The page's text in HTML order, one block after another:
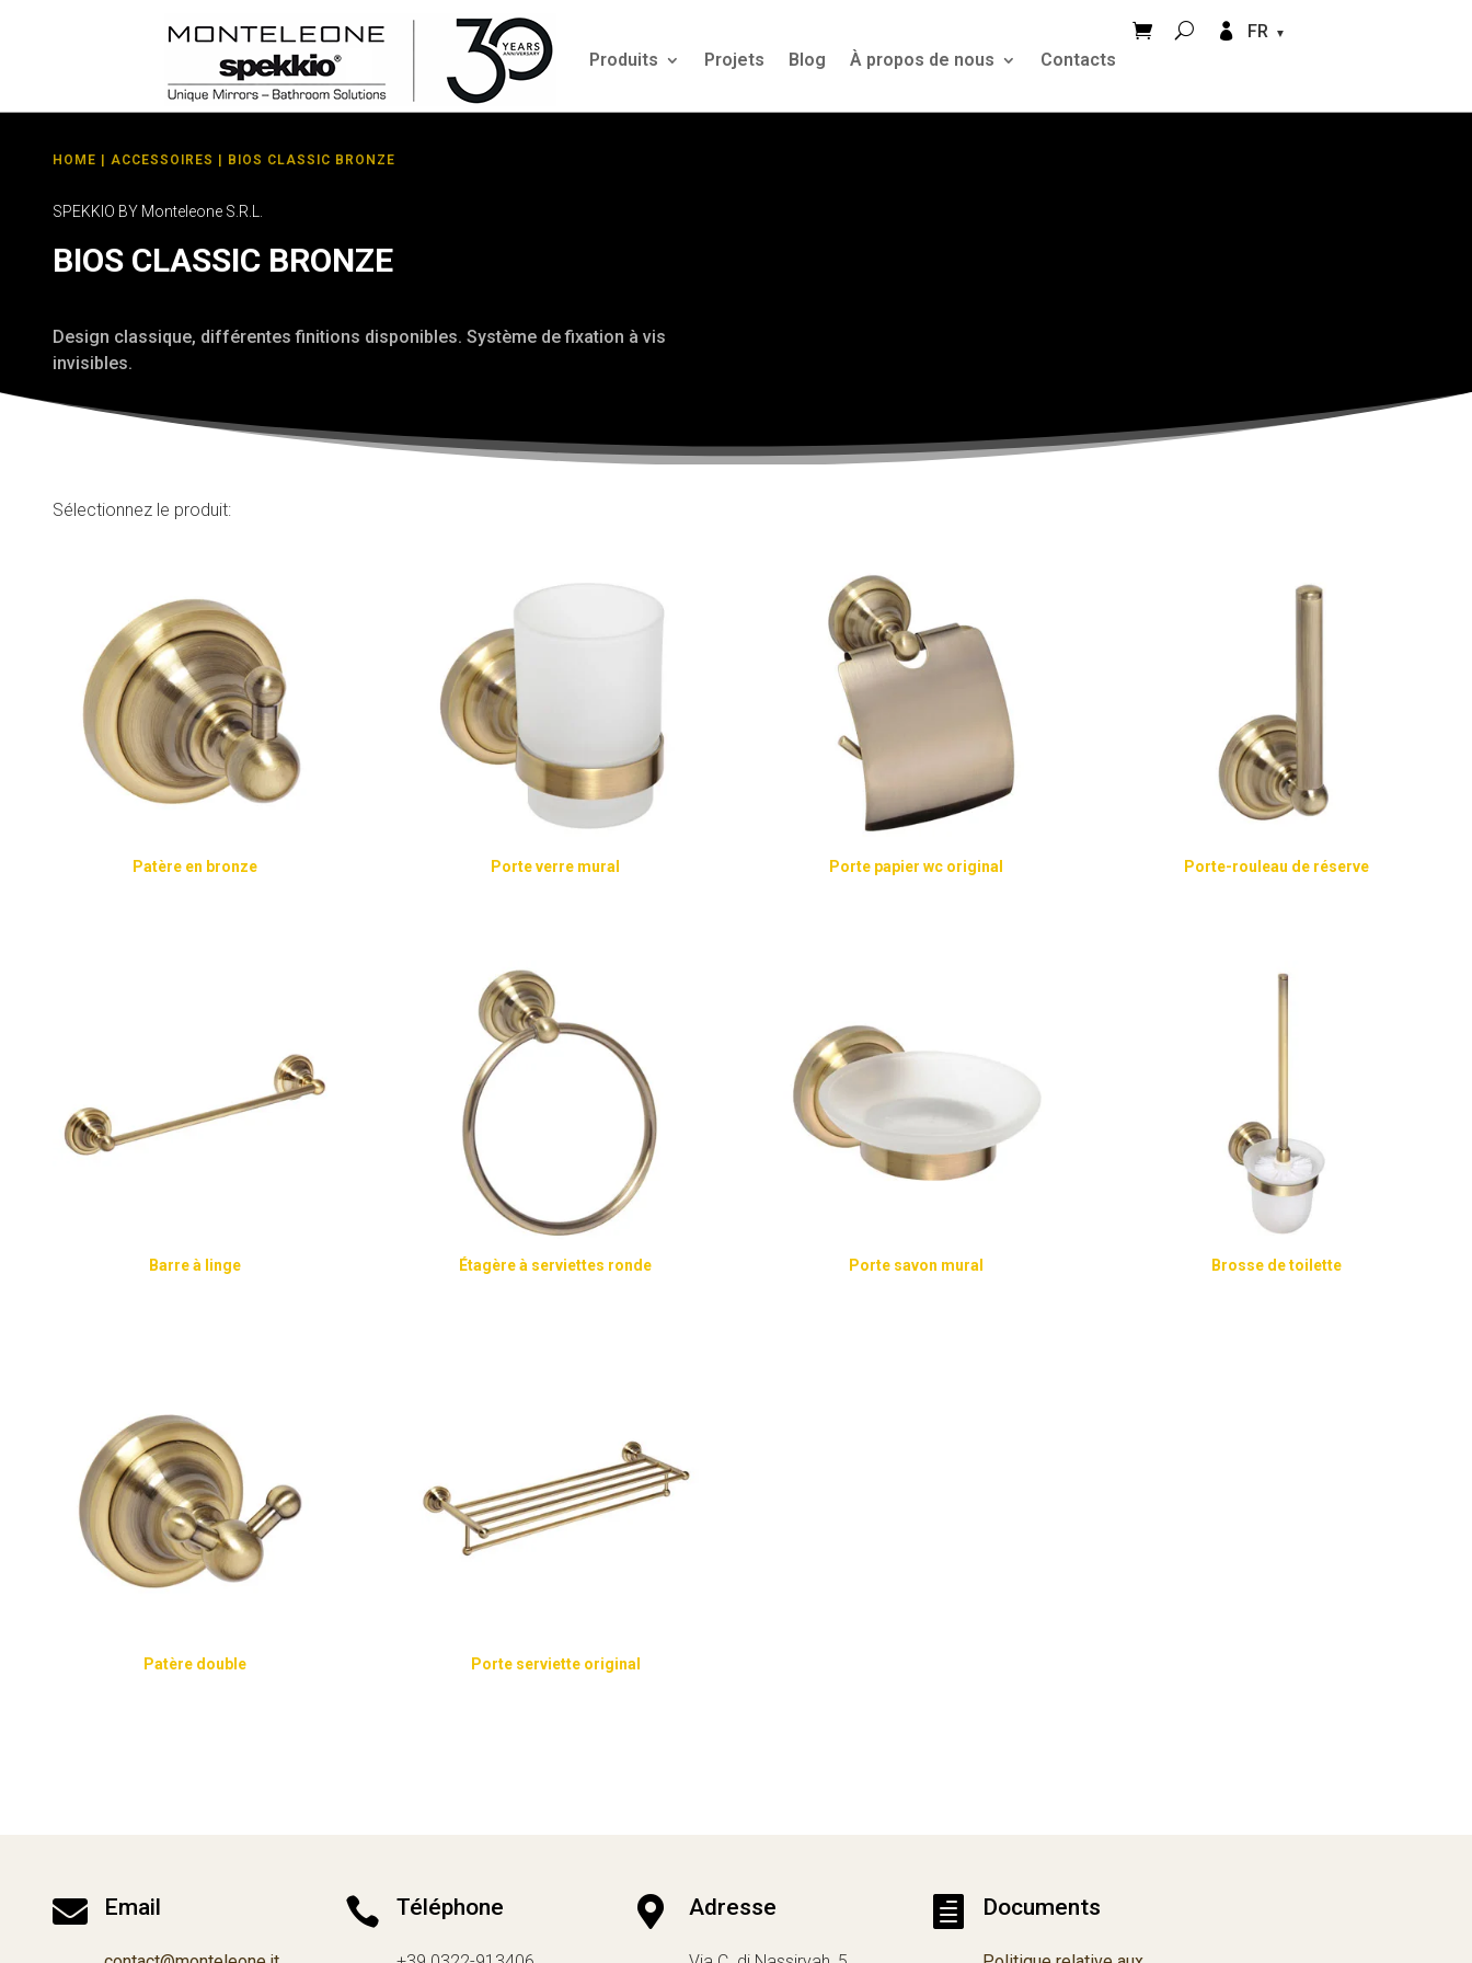
Produits Projets Blog À propos de nous Contacts
  FR
HOME ACCESSOIRES | BIOS CLASSIC BRONZE
SPEKKIO BY Monteleone S.R.L.
BIOS CLASSIC BRONZE
Design classique, différentes finitions disponibles. Système de fixation à vis
invisibles.
Sélectionnez le produit:
Patère en bronze Porte verre mural Porte papier wc original Porte-rouleau de réserve
Barre à linge Étagère à serviettes ronde Porte savon mural Brosse de toilette
Patère double Porte serviette original
 Email  Téléphone  Adresse  Documents